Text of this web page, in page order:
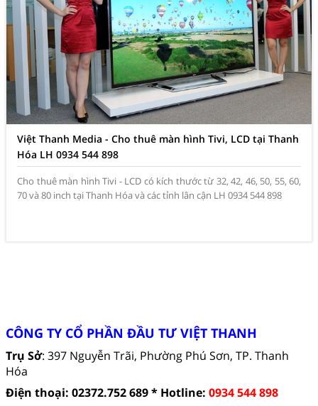
Việt Thanh Media - Cho thuê màn hình Tivi, LCD tại Thanh
Hóa LH 0934 544 898
Cho thuê màn hình Tivi - LCD có kích thước từ 32, 42, 46, 50, 55, 60,
70 và 80 inch tại Thanh Hóa và các tỉnh lân cận LH 0934 544 898
CÔNG TY CỔ PHẦN ĐẦU TƯ VIỆT THANH
Trụ Sở: 397 Nguyễn Trãi, Phường Phú Sơn, TP. Thanh
Hóa
Điện thoại: 02372.752 689 * Hotline: 0934 544 898